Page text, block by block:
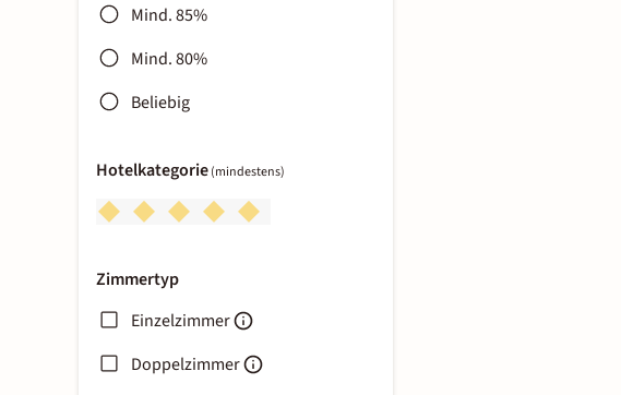
Mind. 85%
Mind. 80%
Beliebig
Hotelkategorie(mindestens)
Zimmertyp
Einzelzimmer
Doppelzimmer